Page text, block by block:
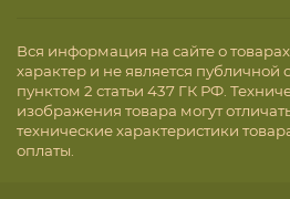
Вся информация на сайте о
характер и не является публичной
пунктом 2 статьи 437 ГК РФ.
изображения товара могут
технические характеристики
оплаты.